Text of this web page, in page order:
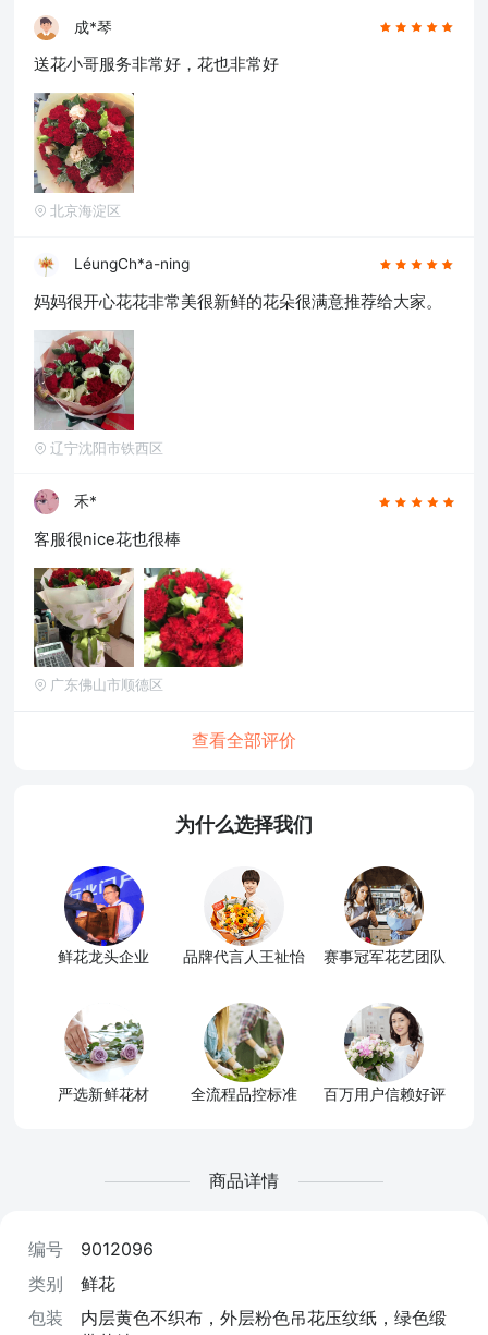
成*琴
送花小哥服务非常好，花也非常好
北京海淀区
LéungCh*a-ning
妈妈很开心花花非常美很新鲜的花朵很满意推荐给大家。
辽宁沈阳市铁西区
禾*
客服很nice花也很棒
广东佛山市顺德区
查看全部评价
为什么选择我们
鲜花龙头企业 品牌代言人王祉怡 赛事冠军花艺团队
严选新鲜花材 全流程品控标准 百万用户信赖好评
商品详情
编号
9012096
类别
鲜花
包装
内层黄色不织布，外层粉色吊花压纹纸，绿色缎